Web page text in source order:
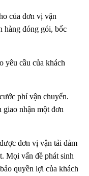
của đơn vị vận
hàng đóng gói, bốc
yêu cầu của khách
phí vận chuyển.
nhận một đơn
đơn vị vận tải đảm
Mọi vấn đề phát sinh
quyền lợi của khách